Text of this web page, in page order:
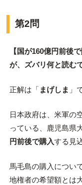
第2問
【国が160億円前後
が、ズバリ何と読む
正解は「 まげしま 」
日本政府は、米軍の
っている、鹿児島県
円前後で購入する見
馬毛島の購入につい
地権者の希望額とは